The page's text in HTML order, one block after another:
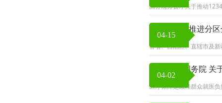
国务院办公厅关于推动
04-15
关于进一步推进分
各省、自治区、直辖市及
04-02
中共中央 国务院
医疗保障是减轻群众就医